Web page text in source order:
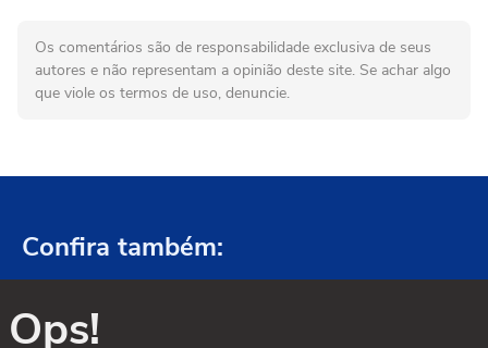
Os comentários são de responsabilidade exclusiva de seus
autores e não representam a opinião deste site. Se achar algo
que viole os termos de uso, denuncie.
Confira também:
Ops!